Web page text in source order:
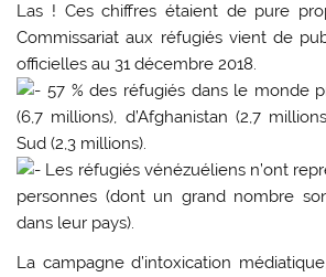
Las ! Ces chiffres étaient de pure
Commissariat aux réfugiés vient de
officielles au 31 décembre 2018.
57 % des réfugiés dans le monde
(6,7 millions), d’Afghanistan (2,7
Sud (2,3 millions).
Les réfugiés vénézuéliens n’ont
personnes (dont un grand nombre
dans leur pays).
La campagne d’intoxication